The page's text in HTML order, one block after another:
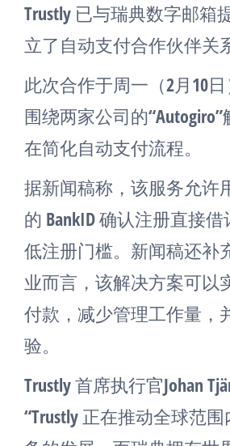
Trustly 已与瑞典数字邮箱
立了自动支付合作伙伴关
此次合作于周一（2月10
围绕两家公司的
在简化自动支付流程。
据新闻稿称，该服务允许
的 BankID 确认注册直接
低注册门槛。新闻稿还补
业而言，该解决方案可以
付款，减少管理工作量，
验。
Trustly 首席执行官Johan
“Trustly 正在推动全球范